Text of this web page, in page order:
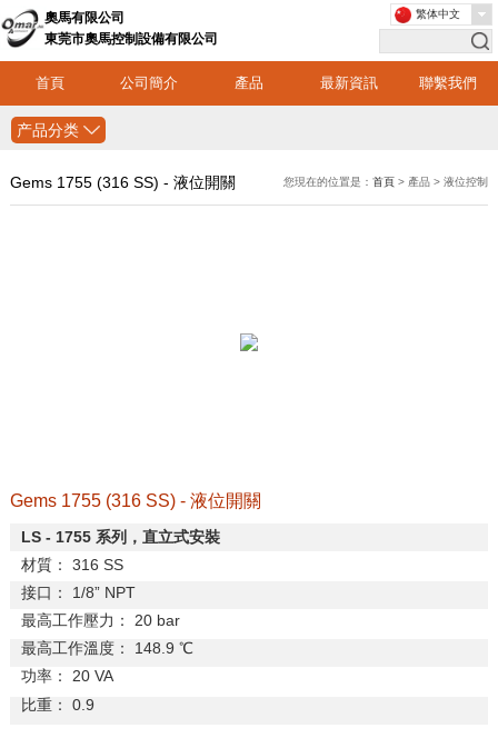
奧馬有限公司
東莞市奧馬控制設備有限公司
首頁 公司簡介 產品 最新資訊 聯繫我們
繁体中文
产品分类
Gems 1755 (316 SS) - 液位開關 您現在的位置是：首頁 > 產品 > 液位控制
Gems 1755 (316 SS) - 液位開關
LS - 1755 系列，直立式安裝
材質：
316 SS
接口：
1/8”NPT
最高工作壓力：
20 bar
最高工作溫度：
148.9 ℃
功率：
20 VA
比重：
0.9